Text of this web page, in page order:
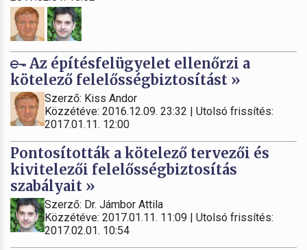
Az építésfelügyelet ellenőrzi a
kötelező felelősségbiztosítást »
Szerző: Kiss Andor
Közzétéve: 2016.12.09. 23:32 | Utolsó frissítés:
2017.01.11. 12:00
Pontosították a kötelező tervezői és
kivitelezői felelősségbiztosítás
szabályait »
Szerző: Dr. Jámbor Attila
Közzétéve: 2017.01.11. 11:09 | Utolsó frissítés:
2017.02.01. 10:54